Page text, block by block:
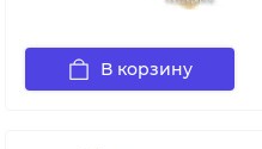
В корзину